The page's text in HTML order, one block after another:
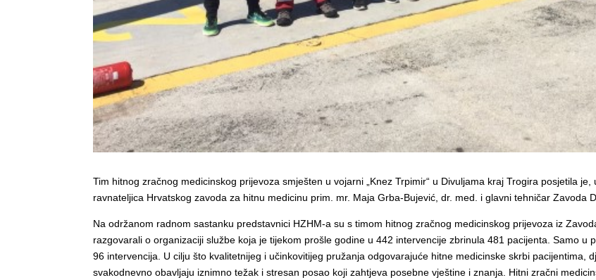
Tim hitnog zračnog medicinskog prijevoza smješten u vojarni „Knez Trpimir“ u Divuljama kraj Trogira posjetila
ravnateljica Hrvatskog zavoda za hitnu medicinu prim. mr. Maja Grba-Bujević, dr. med. i glavni tehničar Zavoda
Na održanom radnom sastanku predstavnici HZHM-a su s timom hitnog zračnog medicinskog prijevoza iz
razgovarali o organizaciji službe koja je tijekom prošle godine u 442 intervencije zbrinula 481 pacijenta. Samo u
96 intervencija. U cilju što kvalitetnijeg i učinkovitijeg pružanja odgovarajuće hitne medicinske skrbi pacijentima,
svakodnevno obavljaju iznimno težak i stresan posao koji zahtjeva posebne vještine i znanja. Hitni zračni